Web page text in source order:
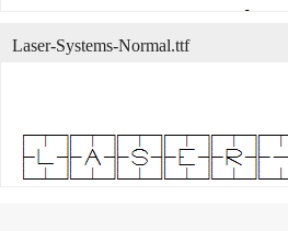
Laser-Systems-Normal.ttf